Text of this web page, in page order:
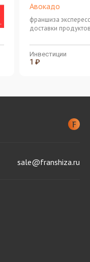
Авокадо
франшиза
доставки
Инвестиции
1 ₽
sale@franshiza.ru